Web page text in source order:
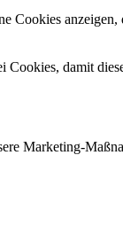
Cookies
damit
Marketing-